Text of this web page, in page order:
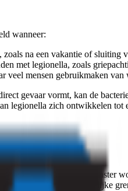
wanneer:
na een vakantie of sluiting
met legionella, zoals
mensen gebruikmaken van
gevaar vormt, kan de
legionella zich ontwikkelen tot
genomen. Dit monster
boven de wettelijke